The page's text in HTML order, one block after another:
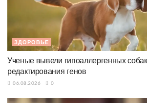
ЗДОРОВЬЕ
Ученые вывели гипоаллергенных
редактирования генов
06.08.2026 0